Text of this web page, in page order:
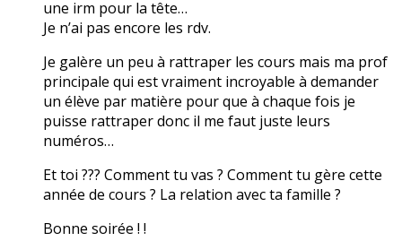
une irm pour la tête…
Je n’ai pas encore les rdv.
Je galère un peu à rattraper les cours mais ma prof
principale qui est vraiment incroyable à demander
un élève par matière pour que à chaque fois je
puisse rattraper donc il me faut juste leurs
numéros…
Et toi ??? Comment tu vas ? Comment tu gère cette
année de cours ? La relation avec ta famille ?
Bonne soirée ! !